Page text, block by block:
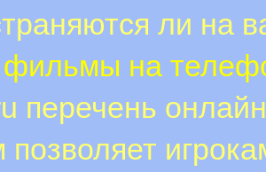
ли на
фильмы на
перечень
позволяет